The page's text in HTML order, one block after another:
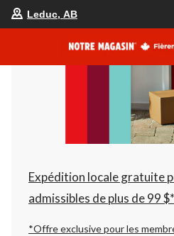
à
Leduc, AB
Expédition locale gratuite
admissibles de plus de 99 $*
*Offre exclusive pour les